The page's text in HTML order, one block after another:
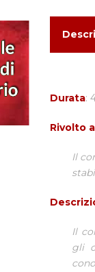
Durata:
Rivolto a
Il
Il
gli